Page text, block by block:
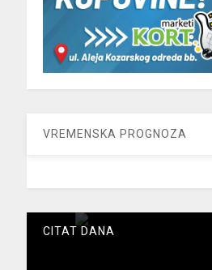
VREMENSKA PROGNOZA
CITAT DANA